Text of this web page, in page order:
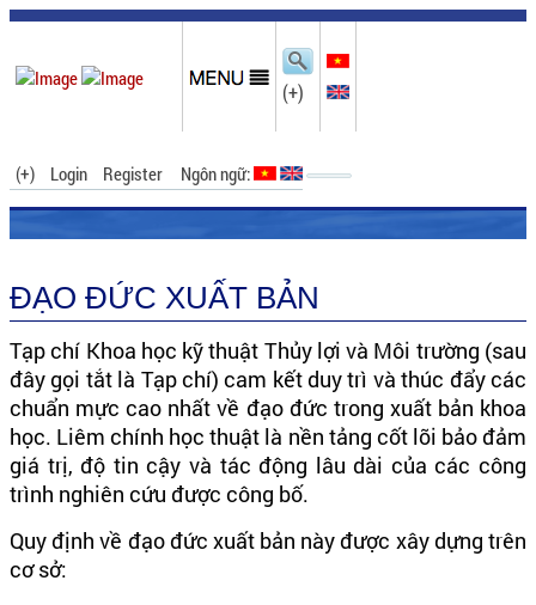
(+)
(+) Login Register Ngôn ngữ:
ĐẠO ĐỨC XUẤT BẢN
Tạp chí Khoa học kỹ thuật Thủy lợi và Môi trường (sau
đây gọi tắt là Tạp chí) cam kết duy trì và thúc đẩy các
chuẩn mực cao nhất về đạo đức trong xuất bản khoa
học. Liêm chính học thuật là nền tảng cốt lõi bảo đảm
giá trị, độ tin cậy và tác động lâu dài của các công
trình nghiên cứu được công bố.
Quy định về đạo đức xuất bản này được xây dựng trên
cơ sở: